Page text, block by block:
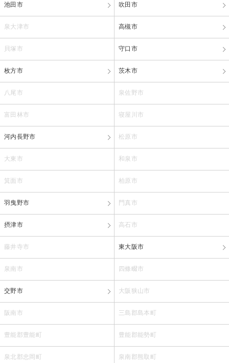
池田市 吹田市
泉大津市 高槻市
貝塚市 守口市
枚方市 茨木市
八尾市 泉佐野市
富田林市 寝屋川市
河内長野市 松原市
大東市 和泉市
箕面市 柏原市
羽曳野市 門真市
摂津市 高石市
藤井寺市 東大阪市
泉南市 四條畷市
交野市 大阪狭山市
阪南市 三島郡島本町
豊能郡豊能町 豊能郡能勢町
泉北郡忠岡町 泉南郡熊取町